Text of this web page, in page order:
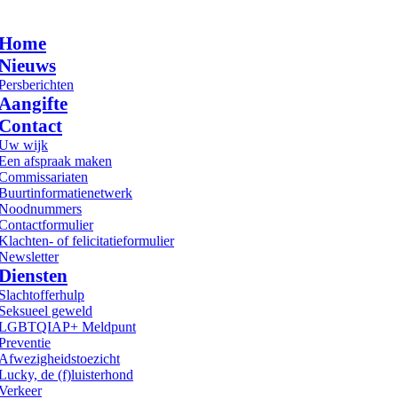
wijk
afspraak maken
of felicitatieformulier
geweld
Meldpunt
de (f)luisterhond